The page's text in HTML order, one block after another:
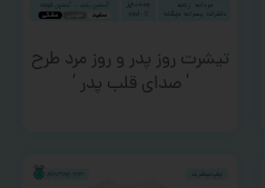
تیشرت روز پدر و روز مرد طرح
‘ صدای قلب پدر ‘